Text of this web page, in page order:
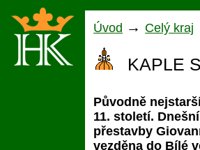
Úvod → Celý kraj
KAPLE
Původně
11. století.
přestavby
vezděna do Bílé